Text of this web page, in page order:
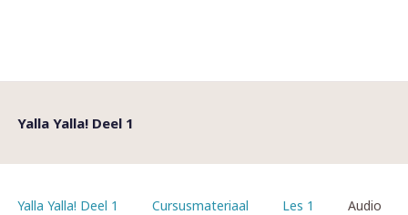
Yalla Yalla! Deel 1
Yalla Yalla! Deel 1 Cursusmateriaal Les 1 Audio